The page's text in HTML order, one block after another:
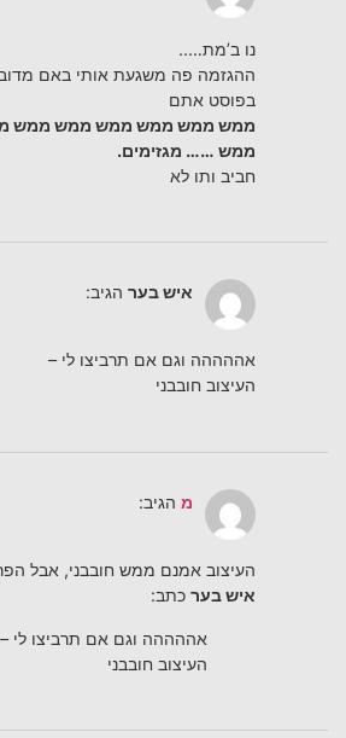
נו ב’מת…..
ההגזמה פה משגעת אותי באם
בפוסט אתם
ממש ממש ממש ממש ממש ממש
ממש …… מגזימים.
חביב ותו לא
איש בער הגיב:
אההההה וגם אם תרביצו לי –
העיצוב חובבני
מ הגיב:
העיצוב אמנם ממש חובבני, אבל
איש בער כתב:
אההההה וגם אם תרביצו לי –
העיצוב חובבני